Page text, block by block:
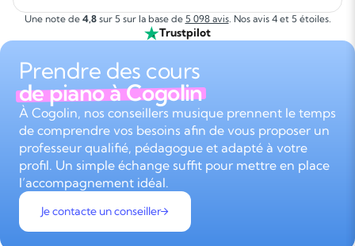
Une note de 4,8sur 5 sur la base de 5 098 avis. Nos avis 4 et 5 étoiles.
Trustpilot
Prendre des cours
de piano à Cogolin
À Cogolin, nos conseillers musique prennent le temps
de comprendre vos besoins afin de vous proposer un
professeur qualifié, pédagogue et adapté à votre
profil. Un simple échange suffit pour mettre en place
l’accompagnement idéal.
Je contacte un conseiller